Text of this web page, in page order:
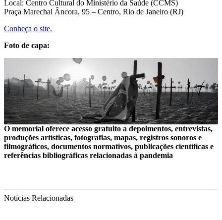
Local: Centro Cultural do Ministério da Saúde (CCMS)
Praça Marechal Âncora, 95 – Centro, Rio de Janeiro (RJ)
Conheça o site.
Foto de capa:
O memorial oferece acesso gratuito a depoimentos, entrevistas,
produções artísticas, fotografias, mapas, registros sonoros e
filmográficos, documentos normativos, publicações científicas e
referências bibliográficas relacionadas à pandemia
Notícias Relacionadas